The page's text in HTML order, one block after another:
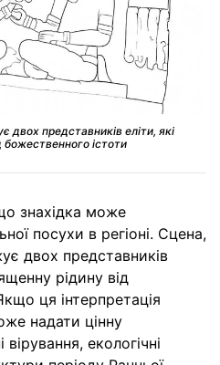
двох представників еліти, які
істоти
знахідка може
посухи в регіоні. Сцена,
двох представників
рідину від
ця інтерпретація
надати цінну
екологічні